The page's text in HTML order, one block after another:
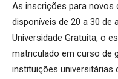
As inscrições para novos
disponíveis de 20 a 30 de
Universidade Gratuita, o
matriculado em curso de
instituições universitárias